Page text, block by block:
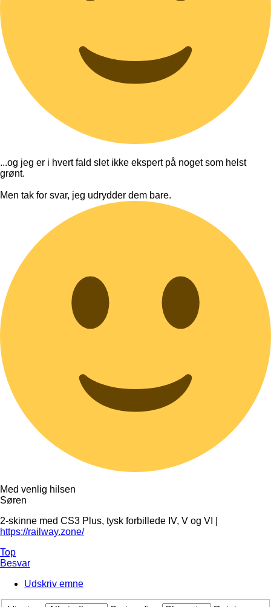
...og jeg er i hvert fald slet ikke ekspert på noget som helst
grønt.
Men tak for svar, jeg udrydder dem bare.
Med venlig hilsen
Søren
2-skinne med CS3 Plus, tysk forbillede IV, V og VI |
https://railway.zone/
Top
Besvar
Udskriv emne